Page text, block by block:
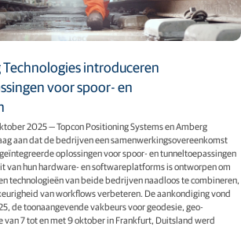
introduceren
voor spoor- en
2025 — Topcon Positioning Systems en Amberg
aan dat de bedrijven een samenwerkingsovereenkomst
oplossingen voor spoor- en tunneltoepassingen
van hun hardware- en softwareplatforms is ontworpen om
technologieën van beide bedrijven naadloos te combineren,
van workflows verbeteren. De aankondiging vond
de toonaangevende vakbeurs voor geodesie, geo-
7 tot en met 9 oktober in Frankfurt, Duitsland werd